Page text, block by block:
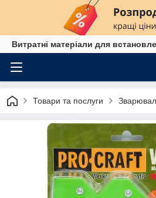
Витратні матеріали для
Товари та послуги